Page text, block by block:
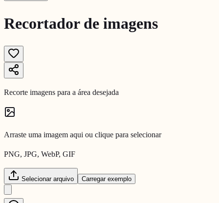
Recortador de imagens
Recorte imagens para a área desejada
Arraste uma imagem aqui ou clique para selecionar
PNG, JPG, WebP, GIF
Selecionar arquivo Carregar exemplo